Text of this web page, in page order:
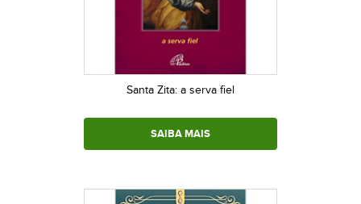
Santa Zita: a serva fiel
SAIBA MAIS